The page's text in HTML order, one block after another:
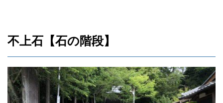
不上石【石の階段】